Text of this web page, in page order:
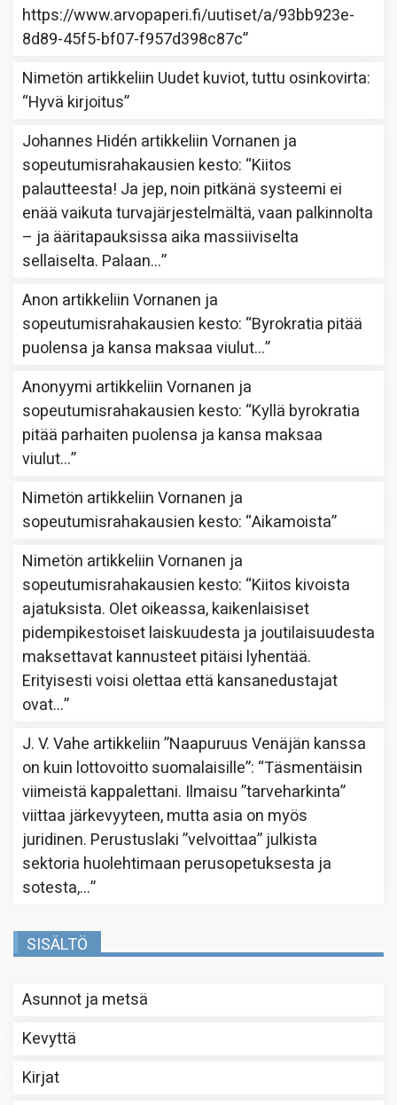
https://www.arvopaperi.fi/uutiset/a/93bb923e-
8d89-45f5-bf07-f957d398c87c”
Nimetön artikkeliin Uudet kuviot, tuttu osinkovirta:
“Hyvä kirjoitus”
Johannes Hidén artikkeliinVornanen ja
sopeutumisrahakausien kesto: “Kiitos
palautteesta! Ja jep, noin pitkänä systeemi ei
enää vaikuta turvajärjestelmältä, vaan palkinnolta
– ja ääritapauksissa aika massiiviselta
sellaiselta. Palaan…”
Anon artikkeliinVornanen ja
sopeutumisrahakausien kesto: “Byrokratia pitää
puolensa ja kansa maksaa viulut…”
Anonyymi artikkeliinVornanen ja
sopeutumisrahakausien kesto: “Kyllä byrokratia
pitää parhaiten puolensa ja kansa maksaa
viulut…”
Nimetön artikkeliinVornanen ja
sopeutumisrahakausien kesto: “Aikamoista”
Nimetön artikkeliinVornanen ja
sopeutumisrahakausien kesto: “Kiitos kivoista
ajatuksista. Olet oikeassa, kaikenlaisiset
pidempikestoiset laiskuudesta ja joutilaisuudesta
maksettavat kannusteet pitäisi lyhentää.
Erityisesti voisi olettaa että kansanedustajat
ovat…”
J. V. Vahe artikkeliin”Naapuruus Venäjän kanssa
on kuin lottovoitto suomalaisille”: “Täsmentäisin
viimeistä kappalettani. Ilmaisu ”tarveharkinta”
viittaa järkevyyteen, mutta asia on myös
juridinen. Perustuslaki ”velvoittaa” julkista
sektoria huolehtimaan perusopetuksesta ja
sotesta,…”
SISÄLTÖ
Asunnot ja metsä
Kevyttä
Kirjat